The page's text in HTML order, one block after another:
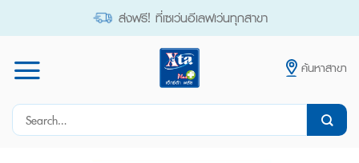
ส่งฟรี! ที่เซเว่นอีเลฟเว่นทุกสาขา
ค้นหาสาขา
Search